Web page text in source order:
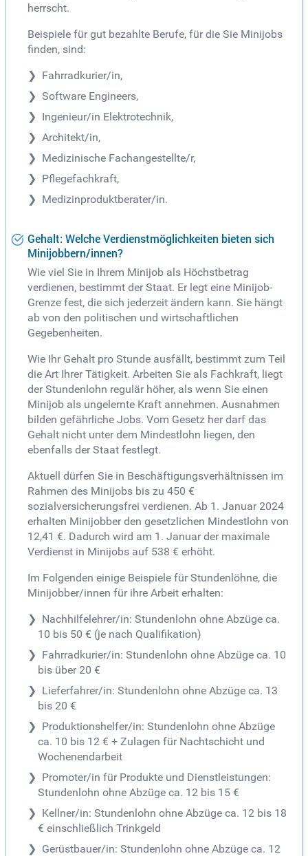
herrscht.
Beispiele für gut bezahlte Berufe, für die Sie Minijobs
finden, sind:
Fahrradkurier/in,
Software Engineers,
Ingenieur/in Elektrotechnik,
Architekt/in,
Medizinische Fachangestellte/r,
Pflegefachkraft,
Medizinproduktberater/in.
Gehalt: Welche Verdienstmöglichkeiten bieten sich
Minijobbern/innen?
Wie viel Sie in Ihrem Minijob als Höchstbetrag
verdienen, bestimmt der Staat. Er legt eine Minijob-
Grenze fest, die sich jederzeit ändern kann. Sie hängt
ab von den politischen und wirtschaftlichen
Gegebenheiten.
Wie Ihr Gehalt pro Stunde ausfällt, bestimmt zum Teil
die Art Ihrer Tätigkeit. Arbeiten Sie als Fachkraft, liegt
der Stundenlohn regulär höher, als wenn Sie einen
Minijob als ungelernte Kraft annehmen. Ausnahmen
bilden gefährliche Jobs. Vom Gesetz her darf das
Gehalt nicht unter dem Mindestlohn liegen, den
ebenfalls der Staat festlegt.
Aktuell dürfen Sie in Beschäftigungsverhältnissen im
Rahmen des Minijobs bis zu 450 €
sozialversicherungsfrei verdienen. Ab 1. Januar 2024
erhalten Minijobber den gesetzlichen Mindestlohn von
12,41 €. Dadurch wird am 1. Januar der maximale
Verdienst in Minijobs auf 538 € erhöht.
Im Folgenden einige Beispiele für Stundenlöhne, die
Minijobber/innen für ihre Arbeit erhalten:
Nachhilfelehrer/in: Stundenlohn ohne Abzüge ca.
10 bis 50 € (je nach Qualifikation)
Fahrradkurier/in: Stundenlohn ohne Abzüge ca. 10
bis über 20 €
Lieferfahrer/in: Stundenlohn ohne Abzüge ca. 13
bis 20 €
Produktionshelfer/in: Stundenlohn ohne Abzüge
ca. 10 bis 12 € + Zulagen für Nachtschicht und
Wochenendarbeit
Promoter/in für Produkte und Dienstleistungen:
Stundenlohn ohne Abzüge ca. 12 bis 15 €
Kellner/in: Stundenlohn ohne Abzüge ca. 12 bis 18
€ einschließlich Trinkgeld
Gerüstbauer/in: Stundenlohn ohne Abzüge ca. 12